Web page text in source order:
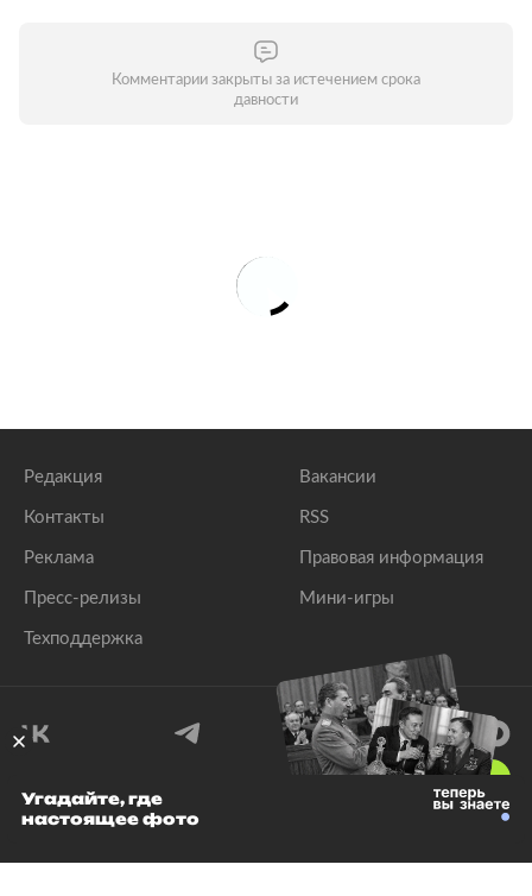
Комментарии закрыты за истечением срока
давности
Редакция
Контакты
Реклама
Пресс-релизы
Техподдержка
Вакансии
RSS
Правовая информация
Мини-игры
© 1999–2026 Все права защищены.
Угадайте, где
настоящее фото